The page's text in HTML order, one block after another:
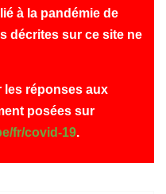
à la pandémie de
décrites sur ce site ne
les réponses aux
posées sur
fr/covid-19.